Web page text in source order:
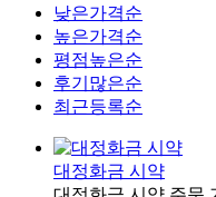
낮은가격순
높은가격순
평점높은순
후기많은순
최근등록순
대정화금 시약